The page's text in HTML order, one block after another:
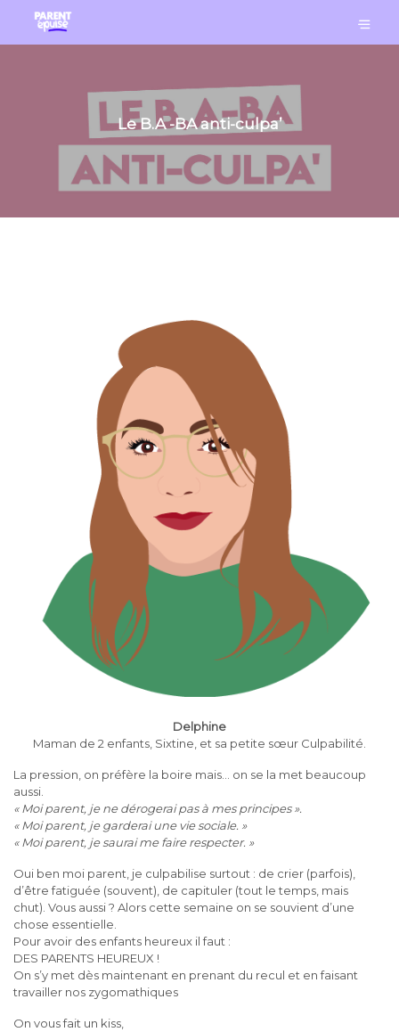
Le B.A -BA anti-culpa’
Delphine
Maman de 2 enfants, Sixtine, et sa petite sœur Culpabilité.
La pression, on préfère la boire mais… on se la met beaucoup
aussi.
« Moi parent, je ne dérogerai pas à mes principes ».
« Moi parent, je garderai une vie sociale. »
« Moi parent, je saurai me faire respecter. »
Oui ben moi parent, je culpabilise surtout : de crier (parfois),
d’être fatiguée (souvent), de capituler (tout le temps, mais
chut). Vous aussi ? Alors cette semaine on se souvient d’une
chose essentielle.
Pour avoir des enfants heureux il faut :
DES PARENTS HEUREUX !
On s’y met dès maintenant en prenant du recul et en faisant
travailler nos zygomathiques
On vous fait un kiss,